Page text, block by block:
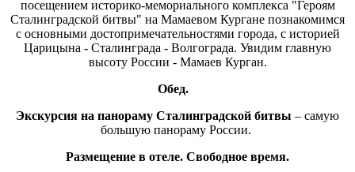
посещением историко-мемориального комплекса "Героям
Сталинградской битвы" на Мамаевом Кургане познакомимся
с основными достопримечательностями города, с историей
Царицына - Сталинграда - Волгограда. Увидим главную
высоту России - Мамаев Курган.
Обед.
Экскурсия на панораму Сталинградской битвы – самую
большую панораму России.
Размещение в отеле. Свободное время.